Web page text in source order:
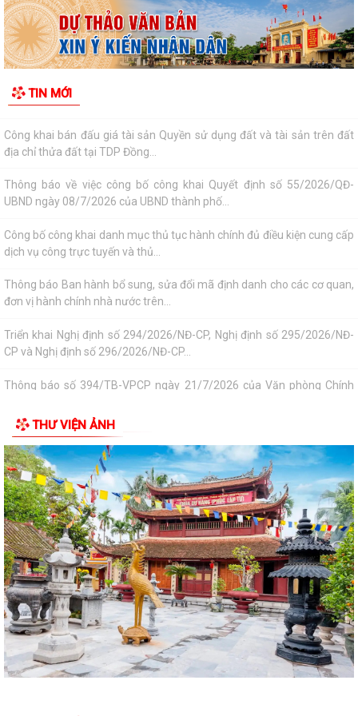
TIN MỚI
Triển khai, thực hiện ý kiến chỉ đạo của Ban Thường vụ Thành ủy tại
Thông báo số 485-TB/TU, ngày...
địa chỉ thửa đất tại TDP Đồng...
Thông báo về việc công bố công khai Quyết định số 55/2026/QĐ-
UBND ngày 08/7/2026 của UBND thành phố...
Công bố công khai danh mục thủ tục hành chính đủ điều kiện cung cấp
dịch vụ công trực tuyến và thủ...
Thông báo Ban hành bổ sung, sửa đổi mã định danh cho các cơ quan,
đơn vị hành chính nhà nước trên...
Triển khai Nghị định số 294/2026/NĐ-CP, Nghị định số 295/2026/NĐ-
CP và Nghị định số 296/2026/NĐ-CP...
Thông báo số 394/TB-VPCP ngày 21/7/2026 của Văn phòng Chính
phủ thông báo Kết luận của Thủ tướng...
Triển khai thi hành Nghị định số 274/2026/NĐ-CP của Chính phủ quy
định chi tiết một số điều và biện...
Quán triệt chỉ đạo của Tổng Bí thư, Chủ tịch nước tại Thông báo số 64-
TB/VPTW, ngày 22/5/2026 và...
Tuyên truyền, triển khai thực hiện Nghị Quyết số 20/2026/NQ-HĐND
ngày 28/7/2026 của HĐND thành phố...
Công văn 8800 về việc thực hiện Kế hoạch số 201/KH-UBND và Kế
hoạch số 260/KH-UBND của Uỷ ban nhân...
Công văn xin ý kiến hồ sơ dự thảo văn bản quy phạm pháp luật bãi bỏ
văn bản quy phạm pháp luật
CHƯƠNG TRÌNH CÔNG TÁC CỦA LÃNH ĐẠO UBND PHƯỜNG ÁI QUỐC
(Từ ngày 03/8/2026 đến ngày 09/8/2026)
Triển khai thực hiện Kế hoạch số 276/KH-UBND ngày 20/7/2026 của
THƯ VIỆN ẢNH